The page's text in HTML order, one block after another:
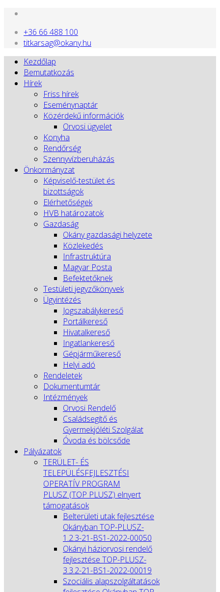
+36 66 488 100
titkarsag@okany.hu
Kezdőlap
Bemutatkozás
Hírek
Friss hírek
Eseménynaptár
Közérdekű információk
Orvosi ügyelet
Konyha
Rendőrség
Szennyvízberuházás
Önkormányzat
Képviselő-testület és
bizottságok
Elérhetőségek
HVB határozatok
Gazdaság
Okány gazdasági helyzete
Közlekedés
Infrastruktúra
Magyar Posta
Befektetőknek
Testületi jegyzőkönyvek
Ügyintézés
Jogszabálykereső
Portálkereső
Hivatalkereső
Ingatlankereső
Gépjárműkereső
Helyi adó
Rendeletek
Dokumentumtár
Intézmények
Orvosi Rendelő
Családsegítő és
Gyermekjóléti Szolgálat
Óvoda és bölcsőde
Pályázatok
TERÜLET- ÉS
TELEPÜLÉSFEJLESZTÉSI
OPERATÍV PROGRAM
PLUSZ (TOP PLUSZ) elnyert
támogatások
Belterületi utak fejlesztése
Okányban TOP-PLUSZ-
1.2.3-21-BS1-2022-00050
Okányi háziorvosi rendelő
fejlesztése TOP-PLUSZ-
3.3.2-21-BS1-2022-00019
Szociális alapszolgáltatások